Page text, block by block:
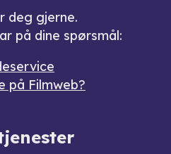
deg gjerne.
på dine spørsmål:
på Filmweb?